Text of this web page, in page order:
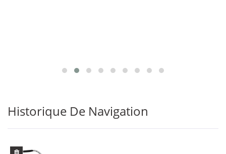
Historique De Navigation